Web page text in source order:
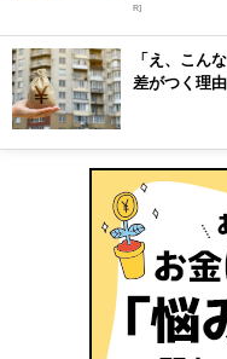
R]
「え、こん
差がつく理由